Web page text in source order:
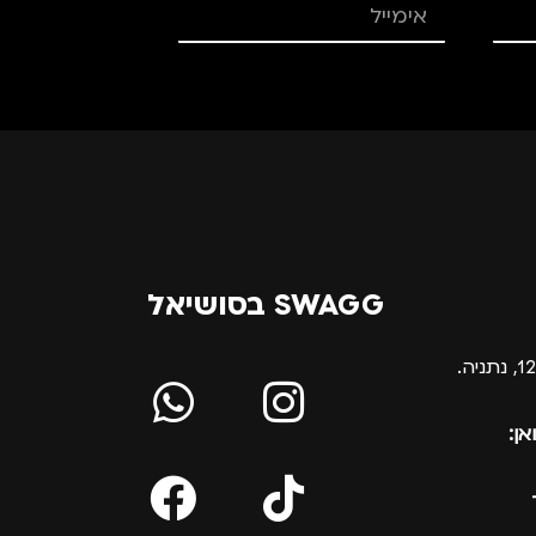
SWAGG בסושיאל